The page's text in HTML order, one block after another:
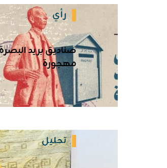
رأي
صناديق بريد
مهجورة
تحليل